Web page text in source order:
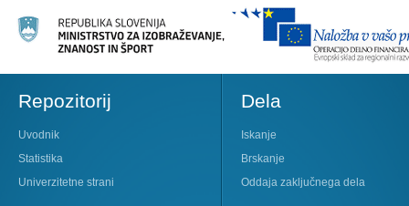
Repozitorij
Uvodnik
Statistika
Univerzitetne strani
Dela
Iskanje
Brskanje
Oddaja zaključnega dela